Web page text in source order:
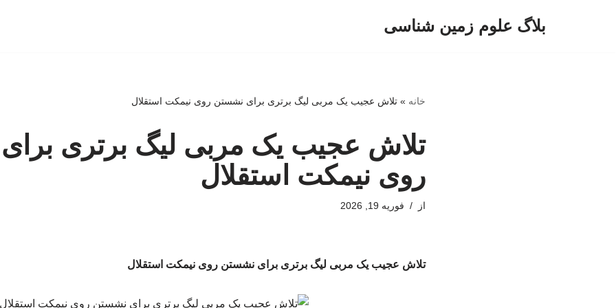
بلاگ علوم زمین شناسی
خانه »تلاش عجیب یک مربی لیگ برتری برای نشستن روی نیمکت استقلال
تلاش عجیب یک مربی لیگ برتری
روی نیمکت استقلال
از فوریه 19, 2026
تلاش عجیب یک مربی لیگ برتری برای نشستن روی نیمکت استقلال